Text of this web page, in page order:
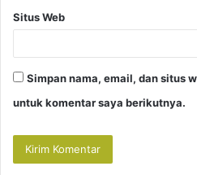
Situs Web
Simpan nama, email, dan situs
untuk komentar saya berikutnya.